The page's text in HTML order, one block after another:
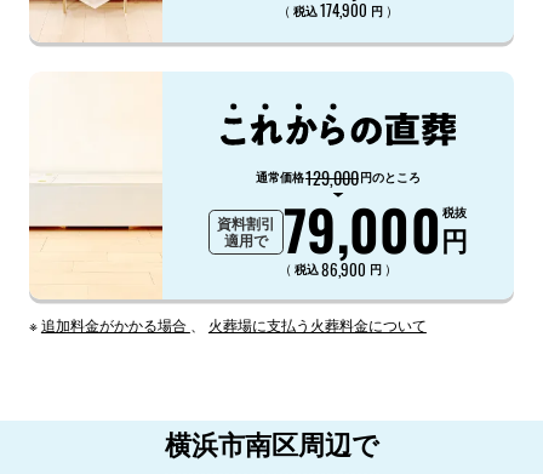
（ 税込174,900 円 ）
通常価格129,000円のところ
資料割引
適用で
79,000円
税抜
（ 税込86,900 円 ）
※追加料金がかかる場合 火葬場に支払う火葬料金について
横浜市南区周辺で